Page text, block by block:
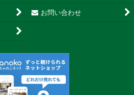
お問い合わせ